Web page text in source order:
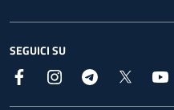
SEGUICI SU
Facebook InstagramTelegram